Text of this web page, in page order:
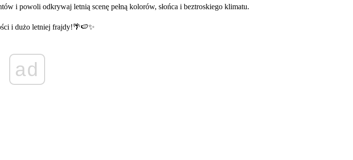
i powoli odkrywaj letnią scenę pełną kolorów, słońca i beztroskiego klimatu.
i dużo letniej frajdy!🌴🍉✨
ad